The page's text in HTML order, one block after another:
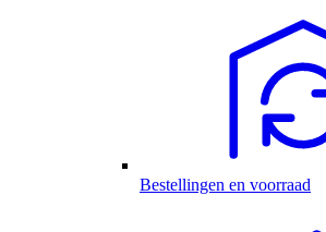
Bestellingen en voorraad